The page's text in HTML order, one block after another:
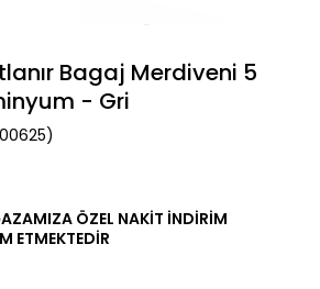
Bagaj Merdiveni 5
- Gri
ÖZEL NAKİT İNDİRİM
ETMEKTEDİR